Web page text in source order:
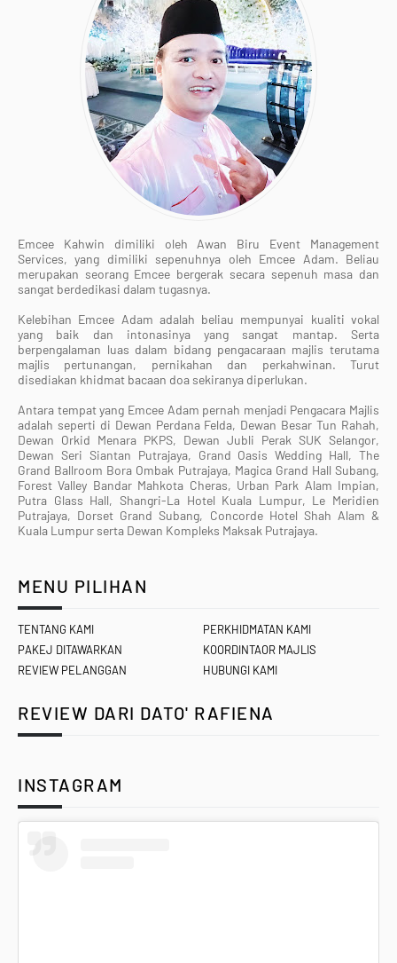
Emcee Kahwin dimiliki oleh Awan Biru Event Management
Services, yang dimiliki sepenuhnya oleh Emcee Adam. Beliau
merupakan seorang Emcee bergerak secara sepenuh masa dan
sangat berdedikasi dalam tugasnya.
Kelebihan Emcee Adam adalah beliau mempunyai kualiti vokal
yang baik dan intonasinya yang sangat mantap. Serta
berpengalaman luas dalam bidang pengacaraan majlis terutama
majlis pertunangan, pernikahan dan perkahwinan. Turut
disediakan khidmat bacaan doa sekiranya diperlukan.
Antara tempat yang Emcee Adam pernah menjadi Pengacara Majlis
adalah seperti di Dewan Perdana Felda, Dewan Besar Tun Rahah,
Dewan Orkid Menara PKPS, Dewan Jubli Perak SUK Selangor,
Dewan Seri Siantan Putrajaya, Grand Oasis Wedding Hall, The
Grand Ballroom Bora Ombak Putrajaya, Magica Grand Hall Subang,
Forest Valley Bandar Mahkota Cheras, Urban Park Alam Impian,
Putra Glass Hall, Shangri-La Hotel Kuala Lumpur, Le Meridien
Putrajaya, Dorset Grand Subang, Concorde Hotel Shah Alam &
Kuala Lumpur serta Dewan Kompleks Maksak Putrajaya.
MENU PILIHAN
TENTANG KAMI
PERKHIDMATAN KAMI
PAKEJ DITAWARKAN
KOORDINTAOR MAJLIS
REVIEW PELANGGAN
HUBUNGI KAMI
REVIEW DARI DATO' RAFIENA
INSTAGRAM